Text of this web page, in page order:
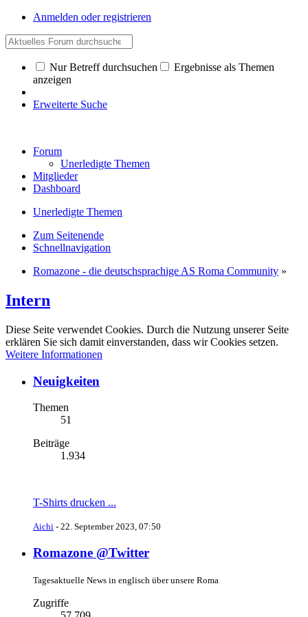
Anmelden oder registrieren
Nur Betreff durchsuchen
Ergebnisse als Themen
anzeigen
Erweiterte Suche
Forum
Unerledigte Themen
Mitglieder
Dashboard
Unerledigte Themen
Zum Seitenende
Schnellnavigation
Romazone - die deutschsprachige AS Roma Community »
Intern
Diese Seite verwendet Cookies. Durch die Nutzung unserer Seite
erklären Sie sich damit einverstanden, dass wir Cookies setzen.
Weitere Informationen
Neuigkeiten
Themen
51
Beiträge
1.934
T-Shirts drucken ...
Aichi - 22. September 2023, 07:50
Romazone @Twitter
Tagesaktuelle News in englisch über unsere Roma
Zugriffe